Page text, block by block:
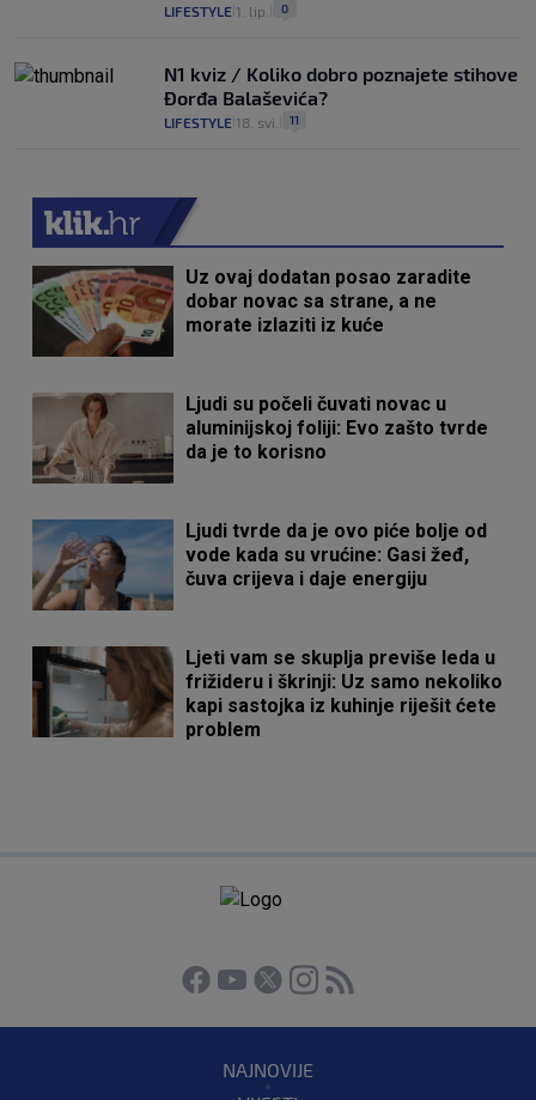
LIFESTYLE 1. lip. 0
N1 kviz / Koliko dobro poznajete stihove
Đorđa Balaševića?
LIFESTYLE 18. svi. 11
Uz ovaj dodatan posao zaradite
dobar novac sa strane, a ne
morate izlaziti iz kuće
Ljudi su počeli čuvati novac u
aluminijskoj foliji: Evo zašto tvrde
da je to korisno
Ljudi tvrde da je ovo piće bolje od
vode kada su vrućine: Gasi žeđ,
čuva crijeva i daje energiju
Ljeti vam se skuplja previše leda u
frižideru i škrinji: Uz samo nekoliko
kapi sastojka iz kuhinje riješit ćete
problem
NAJNOVIJE